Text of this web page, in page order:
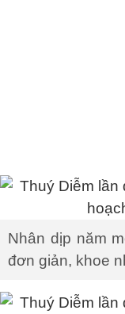
Nhân dịp năm
đơn giản, khoe